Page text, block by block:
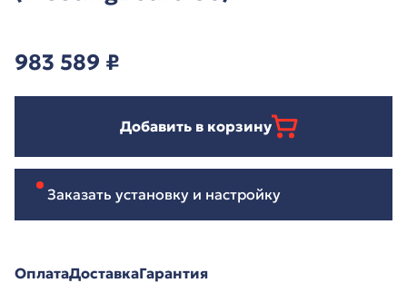
983 589 ₽
Добавить в корзину
Заказать установку и настройку
ОплатаДоставкаГарантия